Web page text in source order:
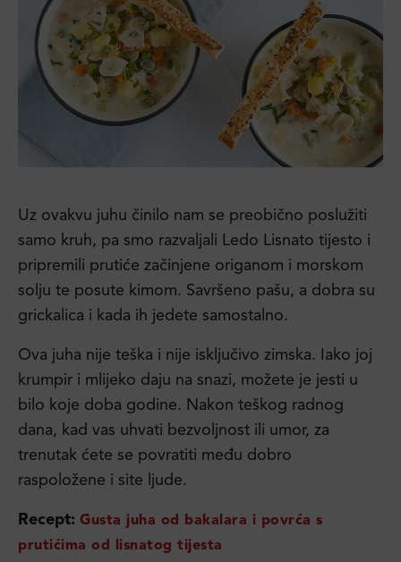
Uz ovakvu juhu činilo nam se preobično poslužiti
samo kruh, pa smo razvaljali Ledo Lisnato tijesto i
pripremili prutiće začinjene origanom i morskom
solju te posute kimom. Savršeno pašu, a dobra su
grickalica i kada ih jedete samostalno.
Ova juha nije teška i nije isključivo zimska. Iako joj
krumpir i mlijeko daju na snazi, možete je jesti u
bilo koje doba godine. Nakon teškog radnog
dana, kad vas uhvati bezvoljnost ili umor, za
trenutak ćete se povratiti među dobro
raspoložene i site ljude.
Recept: Gusta juha od bakalara i povrća s
prutićima od lisnatog tijesta